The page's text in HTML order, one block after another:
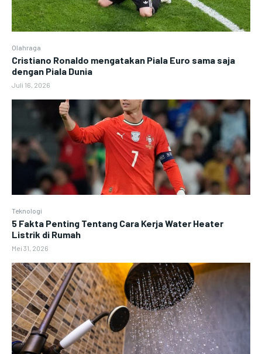
Olahraga
Cristiano Ronaldo mengatakan Piala Euro sama saja
dengan Piala Dunia
Juli 16, 2026
Teknologi
5 Fakta Penting Tentang Cara Kerja Water Heater
Listrik di Rumah
Mei 31, 2026